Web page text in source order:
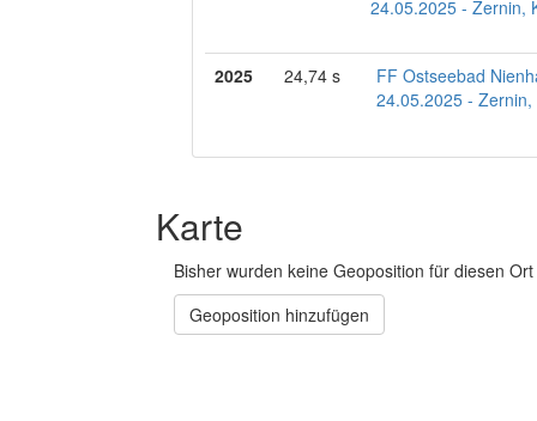
24.05.2025 - Zernin,
2025 24,74 s
FF Ostseebad
24.05.2025 -
Karte
Bisher wurden keine Geoposition für diesen
Geoposition hinzufügen